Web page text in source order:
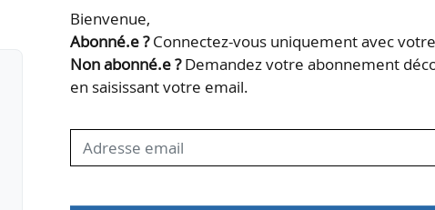
Bienvenue,
Abonné.e ?Connectez-vous uniquement avec
Non abonné.e ?Demandez votre abonnement
en saisissant votre email.